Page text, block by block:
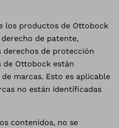
los productos de Ottobock
de patente,
de protección
Ottobock están
marcas. Esto es aplicable
no están identificadas
contenidos, no se